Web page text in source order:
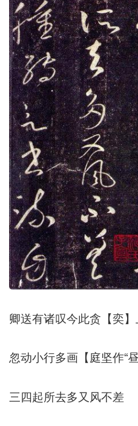
卿送有诸叹今此贪【奕
忽动小行多画【庭坚作“
三四起所去多又风不差